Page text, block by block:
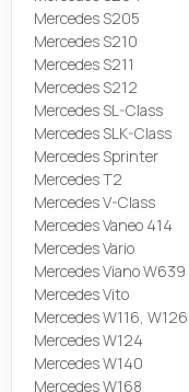
Mercedes S205
Mercedes S210
Mercedes S211
Mercedes S212
Mercedes SL-Class
Mercedes SLK-Class
Mercedes Sprinter
Mercedes T2
Mercedes V-Class
Mercedes Vaneo 414
Mercedes Vario
Mercedes Viano W639
Mercedes Vito
Mercedes W116, W126
Mercedes W124
Mercedes W140
Mercedes W168